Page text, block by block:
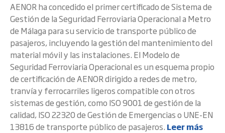
AENOR ha concedido el primer certificado de Sistema de
Gestión de la Seguridad Ferroviaria Operacional a Metro
de Málaga para su servicio de transporte público de
pasajeros, incluyendo la gestión del mantenimiento del
material móvil y las instalaciones. El Modelo de
Seguridad Ferroviaria Operacional es un esquema propio
de certificación de AENOR dirigido a redes de metro,
tranvía y ferrocarriles ligeros compatible con otros
sistemas de gestión, como ISO 9001 de gestión de la
calidad, ISO 22320 de Gestión de Emergencias o UNE-EN
13816 de transporte público de pasajeros. Leer más